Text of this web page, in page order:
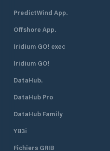
PredictWind App.
Offshore App.
Iridium GO! exec
Iridium GO!
DataHub.
DataHub Pro
DataHub Family
YB3i
Fichiers GRIB